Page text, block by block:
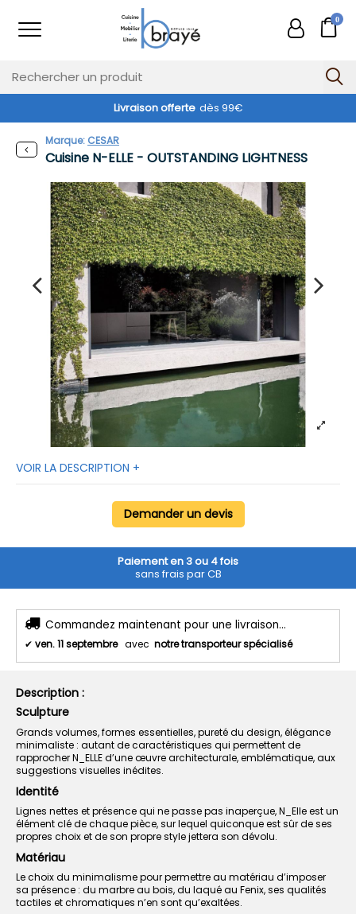
0
Livraison offerte dès 99€
Cuisine N-ELLE - OUTSTANDING LIGHTNESS
Marque: CESAR
VOIR LA DESCRIPTION +
Demander un devis
Paiement en 3 ou 4 fois
sans frais par CB
Commandez maintenant pour une livraison...
✔ ven. 11 septembre avec notre transporteur spécialisé
Description :
Sculpture
Grands volumes, formes essentielles, pureté du design, élégance
minimaliste : autant de caractéristiques qui permettent de
rapprocher N_ELLE d’une œuvre architecturale, emblématique, aux
suggestions visuelles inédites.
Identité
Lignes nettes et présence qui ne passe pas inaperçue, N_Elle est un
élément clé de chaque pièce, sur lequel quiconque est sûr de ses
propres choix et de son propre style jettera son dévolu.
Matériau
Le choix du minimalisme pour permettre au matériau d’imposer
sa présence : du marbre au bois, du laqué au Fenix, ses qualités
tactiles et chromatiques n’en sont qu’exaltées.